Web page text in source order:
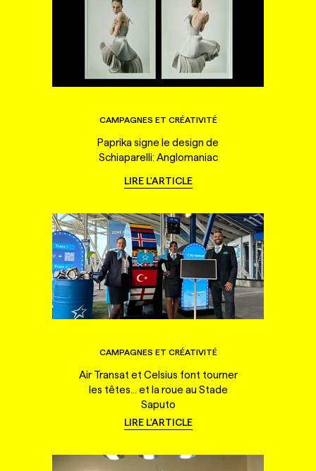
CAMPAGNES ET CRÉATIVITÉ
Paprika signe le design de
Schiaparelli: Anglomaniac
LIRE L'ARTICLE
CAMPAGNES ET CRÉATIVITÉ
Air Transat et Celsius font tourner
les têtes... et la roue au Stade
Saputo
LIRE L'ARTICLE